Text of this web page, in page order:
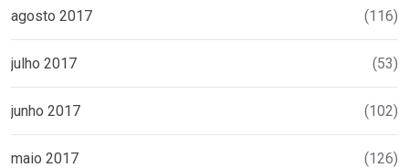
agosto 2017 (116)
julho 2017 (53)
junho 2017 (102)
maio 2017 (126)